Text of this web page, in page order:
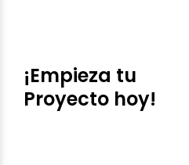
¡Empieza tu
Proyecto hoy!